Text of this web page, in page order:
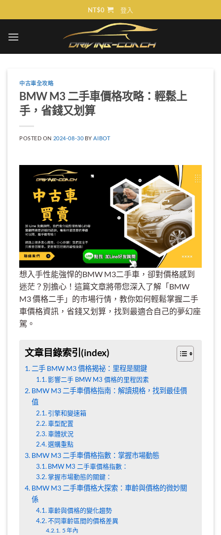
to
NT$0 登入
中古車全攻略
BMW M3 二手車價格攻略：輕鬆上
手，省錢又划算
POSTED ON 2024-08-30 BY AIBOT
想入手性能強悍的BMW M3二手車，卻對價格感到
迷茫？別擔心！這篇文章將帶您深入了解「BMW
M3 價格二手」的市場行情，教你如何輕鬆掌握二手
車價格資訊，省錢又划算，找到最適合自己的夢幻座
駕。
文章目錄索引(index)
二手 BMW M3 價格揭祕：里程是關鍵
影響二手 BMW M3 價格的里程因素
BMW M3 二手車價格指南：解讀規格，找到最佳價
值
引擎和變速箱
車型配置
車體狀況
選購重點
BMW M3 二手車價格指數：掌握市場動態
BMW M3 二手車價格指數：
掌握市場動態的關鍵：
BMW M3 二手車價格大探索：車齡與價格的微妙關
係
車齡與價格的變化趨勢
不同車齡區間的價格差異
5 年內